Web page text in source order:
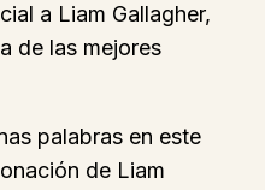
a Liam Gallagher,
de las mejores
palabras en este
de Liam